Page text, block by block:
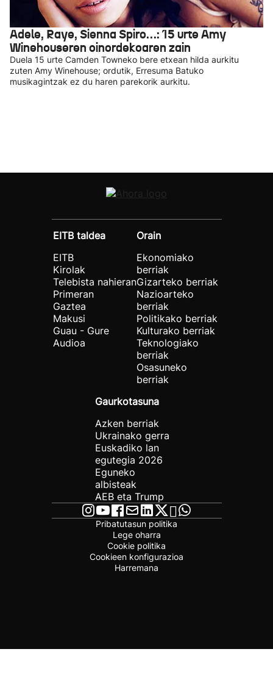
Adele, Raye, Sienna Spiro…: 15 urte Amy
Winehouseren oinordekoaren zain
Duela 15 urte Camden Towneko bere etxean hilda aurkitu
zuten Amy Winehouse; ordutik, Erresuma Batuko
musikagintzak ez du haren parekorik aurkitu.
EITB taldea
EITB
Kirolak
Telebista nahieran
Primeran
Gaztea
Makusi
Guau - Gure
Audioa
Orain
Ekonomiako
berriak
Gizarteko berriak
Nazioarteko
berriak
Politikako berriak
Kulturako berriak
Teknologiako
berriak
Osasuneko
berriak
Gaurkotasuna
Azken berriak
Ukrainako gerra
Euskadiko lan
egutegia 2026
Eguneko
albisteak
AEB eta Trump
Pribatutasun politika
Lege oharra
Cookie politika
Cookieen konfigurazioa
Harremana